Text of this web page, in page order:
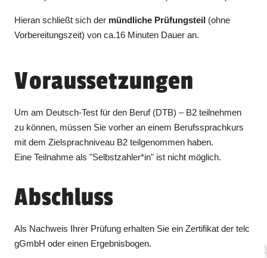
Hieran schließt sich der mündliche Prüfungsteil (ohne
Vorbereitungszeit) von ca.16 Minuten Dauer an.
Voraussetzungen
Um am Deutsch-Test für den Beruf (DTB) – B2 teilnehmen
zu können, müssen Sie vorher an einem Berufssprachkurs
mit dem Zielsprachniveau B2 teilgenommen haben.
Eine Teilnahme als "Selbstzahler*in" ist nicht möglich.
Abschluss
Als Nachweis Ihrer Prüfung erhalten Sie ein Zertifikat der telc
gGmbH oder einen Ergebnisbogen.